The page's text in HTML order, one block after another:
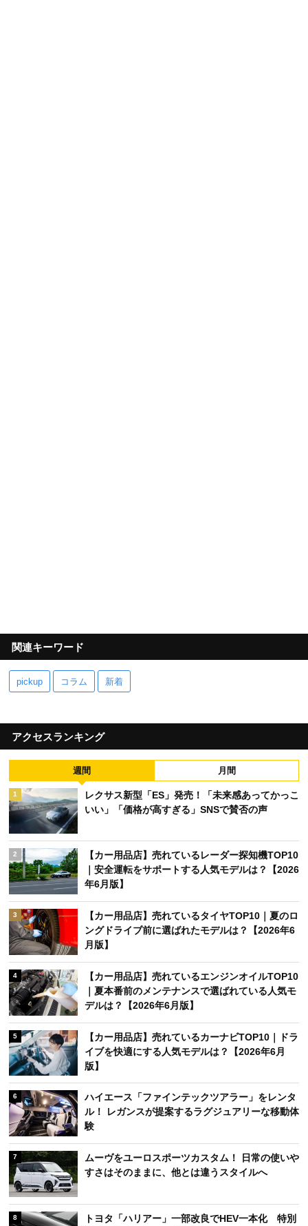
関連キーワード
pickup コラム 新着
アクセスランキング
週間 月間
1
レクサス新型「ES」発売！「未来感あってかっこ
いい」「価格が高すぎる」SNSで賛否の声
2
【カー用品店】売れているレーダー探知機TOP10
｜安全運転をサポートする人気モデルは？【2026
年6月版】
3
【カー用品店】売れているタイヤTOP10｜夏のロ
ングドライブ前に選ばれたモデルは？【2026年6
月版】
4
【カー用品店】売れているエンジンオイルTOP10
｜夏本番前のメンテナンスで選ばれている人気モ
デルは？【2026年6月版】
5
【カー用品店】売れているカーナビTOP10｜ドラ
イブを快適にする人気モデルは？【2026年6月
版】
6
ハイエース「ファインテックツアラー」をレンタ
ル！ レガンスが提案するラグジュアリーな移動体
験
7
ムーヴをユーロスポーツカスタム！ 日常の使いや
すさはそのままに、他とは違うスタイルへ
8
トヨタ「ハリアー」一部改良でHEV一本化 特別